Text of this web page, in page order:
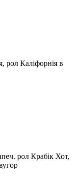
рол Каліфорнія в
рол Крабік Хот,